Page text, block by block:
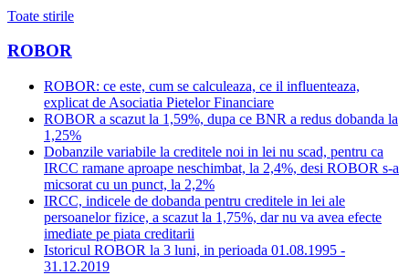
Toate stirile
ROBOR
ROBOR: ce este, cum se calculeaza, ce il influenteaza,
explicat de Asociatia Pietelor Financiare
ROBOR a scazut la 1,59%, dupa ce BNR a redus dobanda la
1,25%
Dobanzile variabile la creditele noi in lei nu scad, pentru ca
IRCC ramane aproape neschimbat, la 2,4%, desi ROBOR s-a
micsorat cu un punct, la 2,2%
IRCC, indicele de dobanda pentru creditele in lei ale
persoanelor fizice, a scazut la 1,75%, dar nu va avea efecte
imediate pe piata creditarii
Istoricul ROBOR la 3 luni, in perioada 01.08.1995 -
31.12.2019